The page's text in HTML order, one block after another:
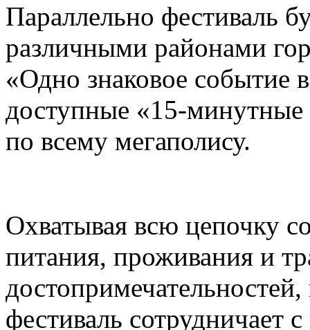
Параллельно фестиваль
различными районами
«Одно знаковое событие
доступные «15-минутные
по всему мегаполису.
Охватывая всю цепочку
питания, проживания и
фестиваль сотрудничает